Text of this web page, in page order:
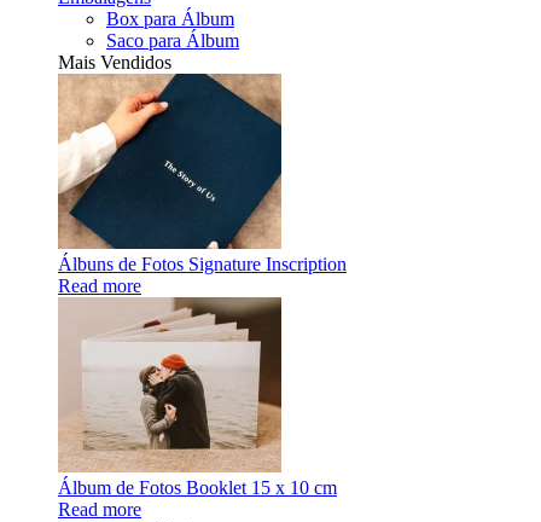
Box para Álbum
Saco para Álbum
Mais Vendidos
Álbuns de Fotos Signature Inscription
Read more
Álbum de Fotos Booklet 15 x 10 cm
Read more